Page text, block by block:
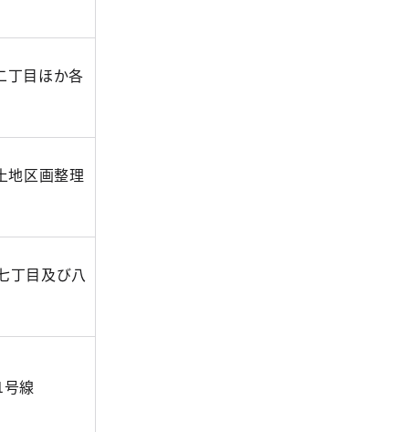
丁目ほか各
地区画整理
丁目及び八
線